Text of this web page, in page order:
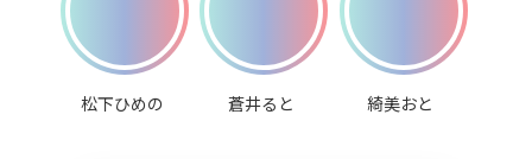
松下ひめの 蒼井ると 綺美おと